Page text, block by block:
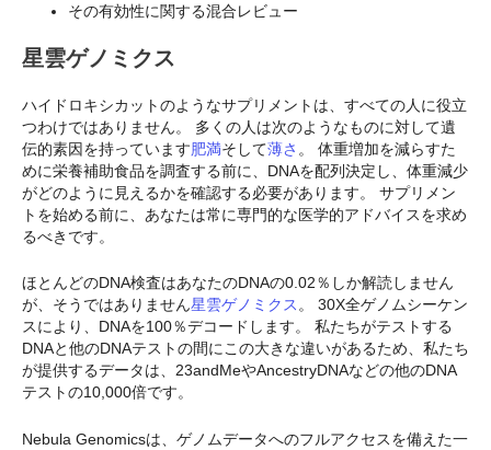
その有効性に関する混合レビュー
星雲ゲノミクス
ハイドロキシカットのようなサプリメントは、すべての人に役立
つわけではありません。 多くの人は次のようなものに対して遺
伝的素因を持っています肥満そして薄さ 。 体重増加を減らすた
めに栄養補助食品を調査する前に、DNAを配列決定し、体重減少
がどのように見えるかを確認する必要があります。 サプリメン
トを始める前に、あなたは常に専門的な医学的アドバイスを求め
るべきです。
ほとんどのDNA検査はあなたのDNAの0.02％しか解読しません
が、そうではありません星雲ゲノミクス。 30X全ゲノムシーケン
スにより、DNAを100％デコードします。 私たちがテストする
DNAと他のDNAテストの間にこの大きな違いがあるため、私たち
が提供するデータは、23andMeやAncestryDNAなどの他のDNA
テストの10,000倍です。
Nebula Genomicsは、ゲノムデータへのフルアクセスを備えた一